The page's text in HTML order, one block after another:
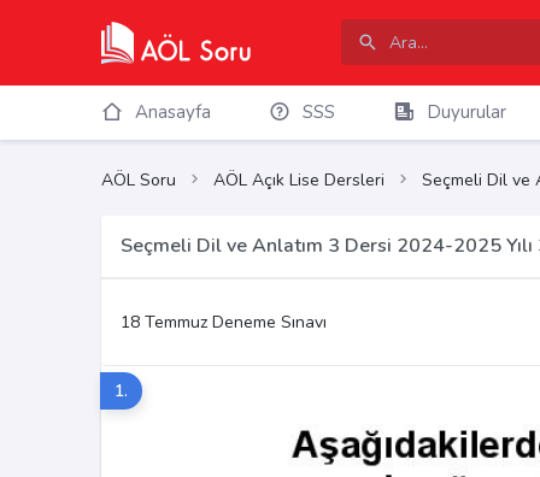
Anasayfa SSS Duyurular
AÖL Soru AÖL Açık Lise Dersleri Seçmeli Dil ve
Seçmeli Dil ve Anlatım 3 Dersi 2024-2025 Yılı
18 Temmuz Deneme Sınavı
1.